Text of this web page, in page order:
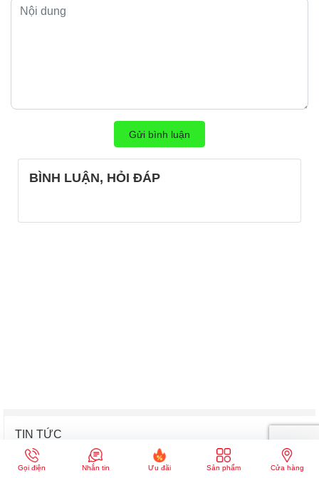
Gửi bình luận
BÌNH LUẬN, HỎI ĐÁP
TIN TỨC
Tổng hợp khuyến mãi
Gọi điện Nhắn tin Ưu đãi Sản phẩm Cửa hàng